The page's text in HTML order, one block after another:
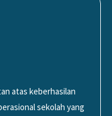
atas keberhasilan
sekolah yang